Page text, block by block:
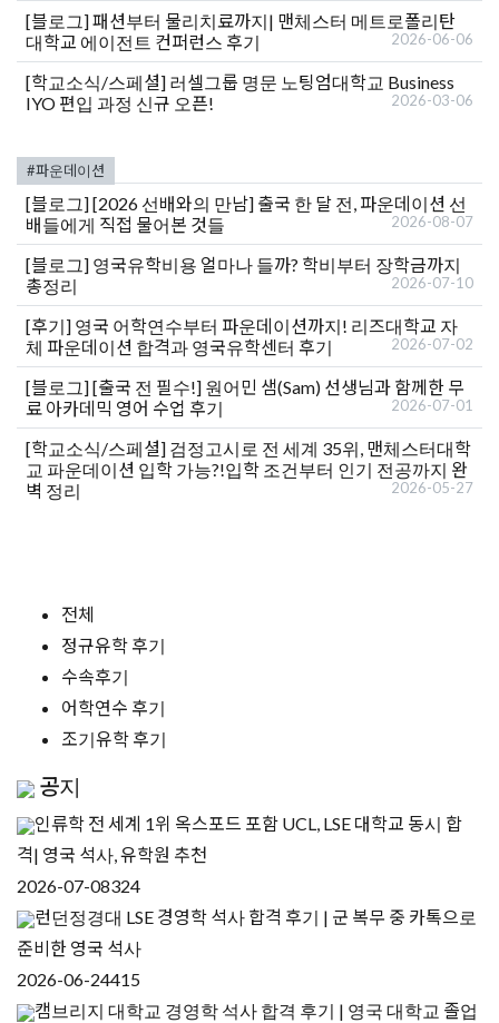
[블로그]패션부터 물리치료까지| 맨체스터 메트로폴리탄
대학교 에이전트 컨퍼런스 후기
2026-06-06
[학교소식/스페셜] 러셀그룹 명문 노팅엄대학교 Business
IYO 편입 과정 신규 오픈!
2026-03-06
#파운데이션
[블로그][2026 선배와의 만남] 출국 한 달 전, 파운데이션 선
배들에게 직접 물어본 것들
2026-08-07
[블로그] 영국유학비용 얼마나 들까? 학비부터 장학금까지
총정리
2026-07-10
[후기] 영국 어학연수부터 파운데이션까지! 리즈대학교 자
체 파운데이션 합격과 영국유학센터 후기
2026-07-02
[블로그][출국 전 필수!] 원어민 샘(Sam) 선생님과 함께한 무
료 아카데믹 영어 수업 후기
2026-07-01
[학교소식/스페셜] 검정고시로 전 세계 35위, 맨체스터대학
교 파운데이션 입학 가능?!입학 조건부터 인기 전공까지 완
벽 정리
2026-05-27
전체
정규유학 후기
수속후기
어학연수 후기
조기유학 후기
공지
인류학 전 세계 1위 옥스포드 포함 UCL, LSE 대학교 동시 합
격| 영국 석사, 유학원 추천
2026-07-08324
런던정경대 LSE 경영학 석사 합격 후기 | 군 복무 중 카톡으로
준비한 영국 석사
2026-06-24415
캠브리지 대학교 경영학 석사 합격 후기 | 영국 대학교 졸업